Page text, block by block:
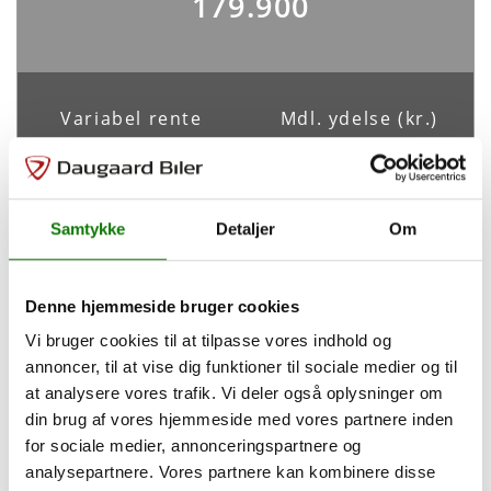
Samtykke Detaljer Om
Denne hjemmeside bruger cookies
Vi bruger cookies til at tilpasse vores indhold og
annoncer, til at vise dig funktioner til sociale medier og til
at analysere vores trafik. Vi deler også oplysninger om
din brug af vores hjemmeside med vores partnere inden
for sociale medier, annonceringspartnere og
analysepartnere. Vores partnere kan kombinere disse
Elektrisk rækkevidde
100,00 kW 11,00 kW
Ladetid *
0 t. 42 m. 0 g/km
* Dette er en teoretisk udregning af ladetiden ved maksimal
forskellige udendørstemperaturer, batteriets stand samt faktorer
for den specifikke bilmodels ladesystem.
Sikkerhed og komfort
ABS
Ja
Antal Airbags
-
Variabel rente
4,49%
Mdl. ydelse (kr.)
3.119
Tilpas din finansiering
Udbetaling 35.980
Løbetid 60måneder
Saml. kreditbeløb
143.920 kr.